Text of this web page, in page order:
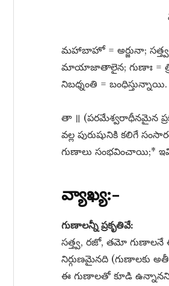
మహాబాహో = అర్జునా; సత్త్వమ్​
మాయాజాతాలైన; గుణాః =
నిబధ్నంతి = బంధిస్తున్నాయి.
తా ॥ (పరమేశ్వరాధీనమైన
వల్ల పురుషునికి కలిగే
గుణాలు సంభవించాయి;*
వ్యాఖ్య:–
గుణాలన్నీ ప్రకృతివే:
సత్త్వ, రజో, తమో గుణాలనే ఈ
నిర్గుణమైనది (గుణాలకు
ఈ గుణాలతో కూడి